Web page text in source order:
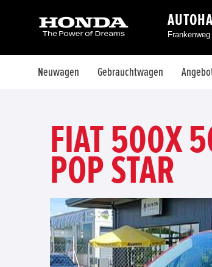
Neuwagen Gebrauchtwagen
FIAT 500X
POP STAR